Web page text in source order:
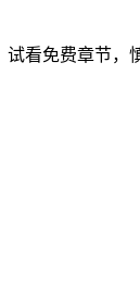
看免费章节，